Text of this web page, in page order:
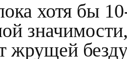
хотя бы
жрущей